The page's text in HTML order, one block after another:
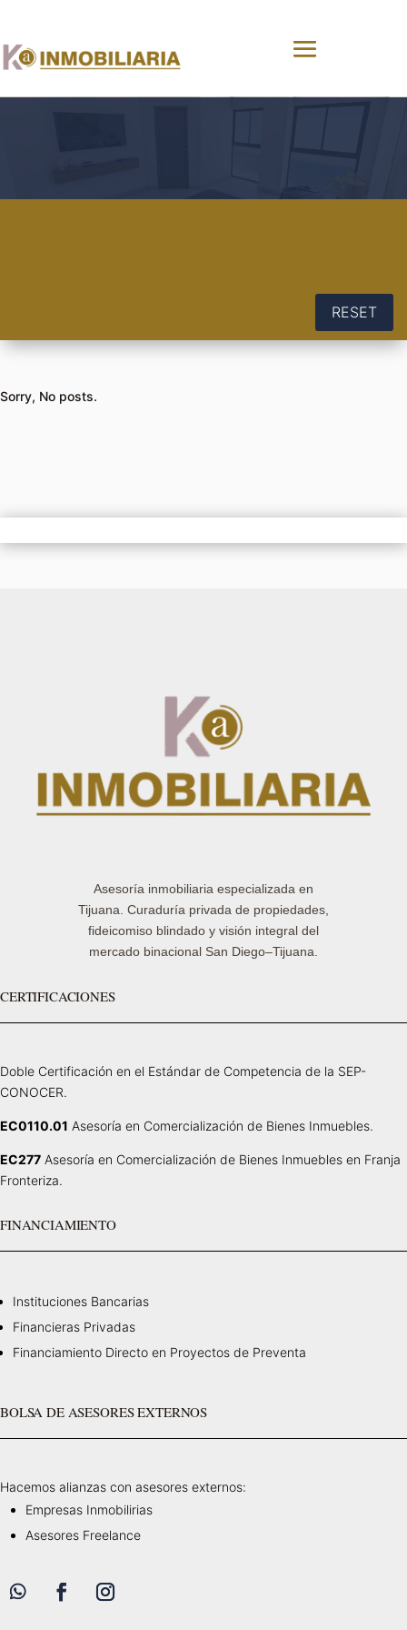
RESET
Sorry, No posts.
Asesoría inmobiliaria especializada en
Tijuana. Curaduría privada de propiedades,
fideicomiso blindado y visión integral del
mercado binacional San Diego–Tijuana.
CERTIFICACIONES
Doble Certificación en el Estándar de Competencia de la SEP-
CONOCER.
EC0110.01 Asesoría en Comercialización de Bienes Inmuebles.
EC277 Asesoría en Comercialización de Bienes Inmuebles en Franja
Fronteriza.
FINANCIAMIENTO
Instituciones Bancarias
Financieras Privadas
Financiamiento Directo en Proyectos de Preventa
BOLSA DE ASESORES EXTERNOS
Hacemos alianzas con asesores externos:
Empresas Inmobilirias
Asesores Freelance